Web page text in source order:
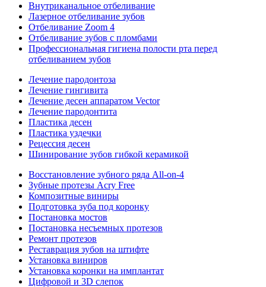
Внутриканальное отбеливание
Лазерное отбеливание зубов
Отбеливание Zoom 4
Отбеливание зубов с пломбами
Профессиональная гигиена полости рта перед
отбеливанием зубов
Лечение пародонтоза
Лечение гингивита
Лечение десен аппаратом Vector
Лечение пародонтита
Пластика десен
Пластика уздечки
Рецессия десен
Шинирование зубов гибкой керамикой
Восстановление зубного ряда All‑on‑4
Зубные протезы Acry Free
Композитные виниры
Подготовка зуба под коронку
Постановка мостов
Постановка несъемных протезов
Ремонт протезов
Реставрация зубов на штифте
Установка виниров
Установка коронки на имплантат
Цифровой и 3D слепок